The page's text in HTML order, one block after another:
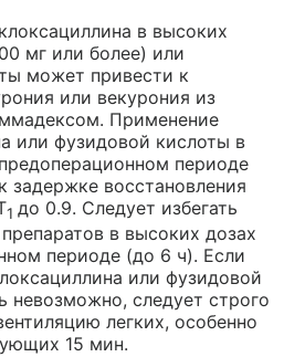
в высоких
мг или более) или
может привести к
или векурония из
Применение
или фузидовой кислоты в
периоде
задержке восстановления
1 до 0.9. Следует избегать
в высоких дозах
периоде (до 6 ч). Если
или фузидовой
невозможно, следует строго
легких, особенно
15 мин.